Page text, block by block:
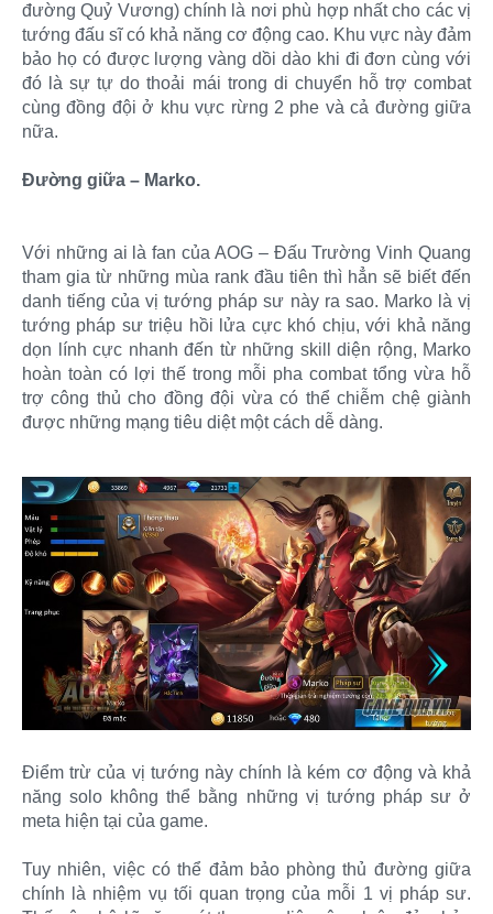
đường Quỷ Vương) chính là nơi phù hợp nhất cho các vị
tướng đấu sĩ có khả năng cơ động cao. Khu vực này đảm
bảo họ có được lượng vàng dồi dào khi đi đơn cùng với
đó là sự tự do thoải mái trong di chuyển hỗ trợ combat
cùng đồng đội ở khu vực rừng 2 phe và cả đường giữa
nữa.
Đường giữa – Marko.
Với những ai là fan của AOG – Đấu Trường Vinh Quang
tham gia từ những mùa rank đầu tiên thì hẳn sẽ biết đến
danh tiếng của vị tướng pháp sư này ra sao. Marko là vị
tướng pháp sư triệu hồi lửa cực khó chịu, với khả năng
dọn lính cực nhanh đến từ những skill diện rộng, Marko
hoàn toàn có lợi thế trong mỗi pha combat tổng vừa hỗ
trợ công thủ cho đồng đội vừa có thể chiễm chệ giành
được những mạng tiêu diệt một cách dễ dàng.
Điểm trừ của vị tướng này chính là kém cơ động và khả
năng solo không thể bằng những vị tướng pháp sư ở
meta hiện tại của game.
Tuy nhiên, việc có thể đảm bảo phòng thủ đường giữa
chính là nhiệm vụ tối quan trọng của mỗi 1 vị pháp sư.